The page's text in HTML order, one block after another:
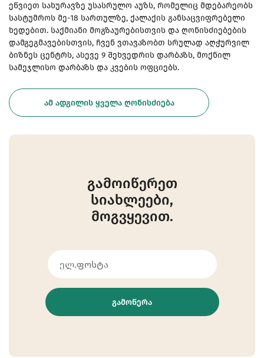
ეწვიეთ სახურავზე უსასრულო აუზს, რომელიც მდებარეობს
სასტუმროს მე-18 სართულზე, ქალაქის განსაცვიფრებელი
ხედებით. საქმიანი მოგზაურებისთვის და ღონისძიებების
დამგეგმავებისთვის, ჩვენ ვთავაზობთ სრულად აღჭურვილ
ბიზნეს ცენტრს, ასევე 9 შეხვედრის დარბაზს, მოქნილ
სამეჯლისო დარბაზს და კვების ოფციებს.
ᲐᲛ ᲐᲓᲒᲘᲚᲘᲡ ᲧᲕᲔᲚᲐ ᲦᲝᲜᲘᲡᲫᲘᲔᲑᲐ
გამოიწერეთ
სიახლეები,
მოგვყევით.
ᲒᲐᲛᲝᲬᲔᲠᲐ